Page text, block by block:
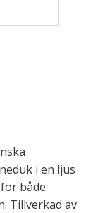
i en ljus
både
Tillverkad av